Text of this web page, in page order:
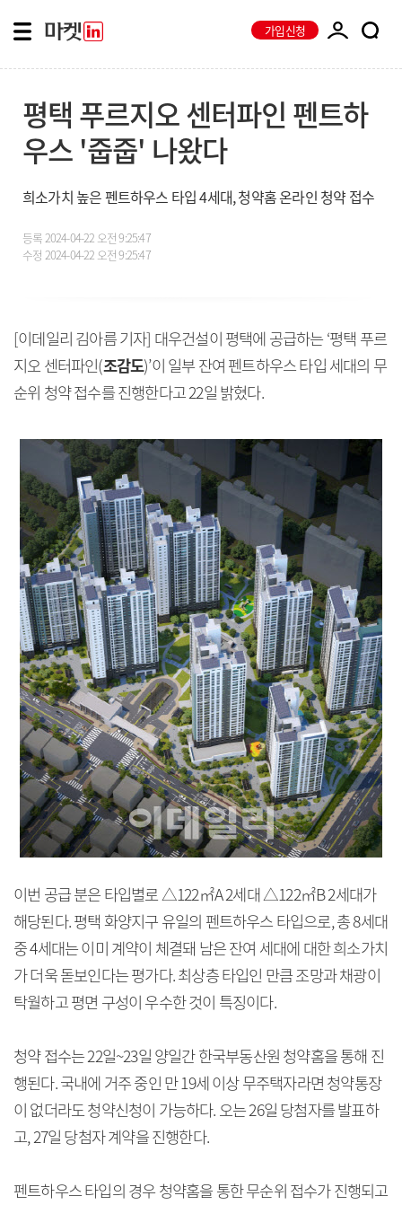
가입신청
평택 푸르지오 센터파인 펜트하
우스 '줍줍' 나왔다
희소가치 높은 펜트하우스 타입 4세대, 청약홈 온라인 청약 접수
등록2024-04-22 오전 9:25:47
수정 2024-04-22 오전 9:25:47
[이데일리 김아름 기자] 대우건설이 평택에 공급하는 ‘평택 푸르
지오 센터파인(조감도)’이 일부 잔여 펜트하우스 타입 세대의 무
순위 청약 접수를 진행한다고 22일 밝혔다.
이번 공급 분은 타입별로 △122㎡A 2세대 △122㎡B 2세대가
해당된다. 평택 화양지구 유일의 펜트하우스 타입으로, 총 8세대
중 4세대는 이미 계약이 체결돼 남은 잔여 세대에 대한 희소가치
가 더욱 돋보인다는 평가다. 최상층 타입인 만큼 조망과 채광이
탁월하고 평면 구성이 우수한 것이 특징이다.
청약 접수는 22일~23일 양일간 한국부동산원 청약홈을 통해 진
행된다. 국내에 거주 중인 만 19세 이상 무주택자라면 청약통장
이 없더라도 청약신청이 가능하다. 오는 26일 당첨자를 발표하
고, 27일 당첨자 계약을 진행한다.
펜트하우스 타입의 경우 청약홈을 통한 무순위 접수가 진행되고